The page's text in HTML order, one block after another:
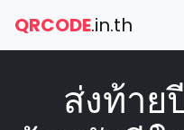
QRCODE.in.th
ส่งท้าย